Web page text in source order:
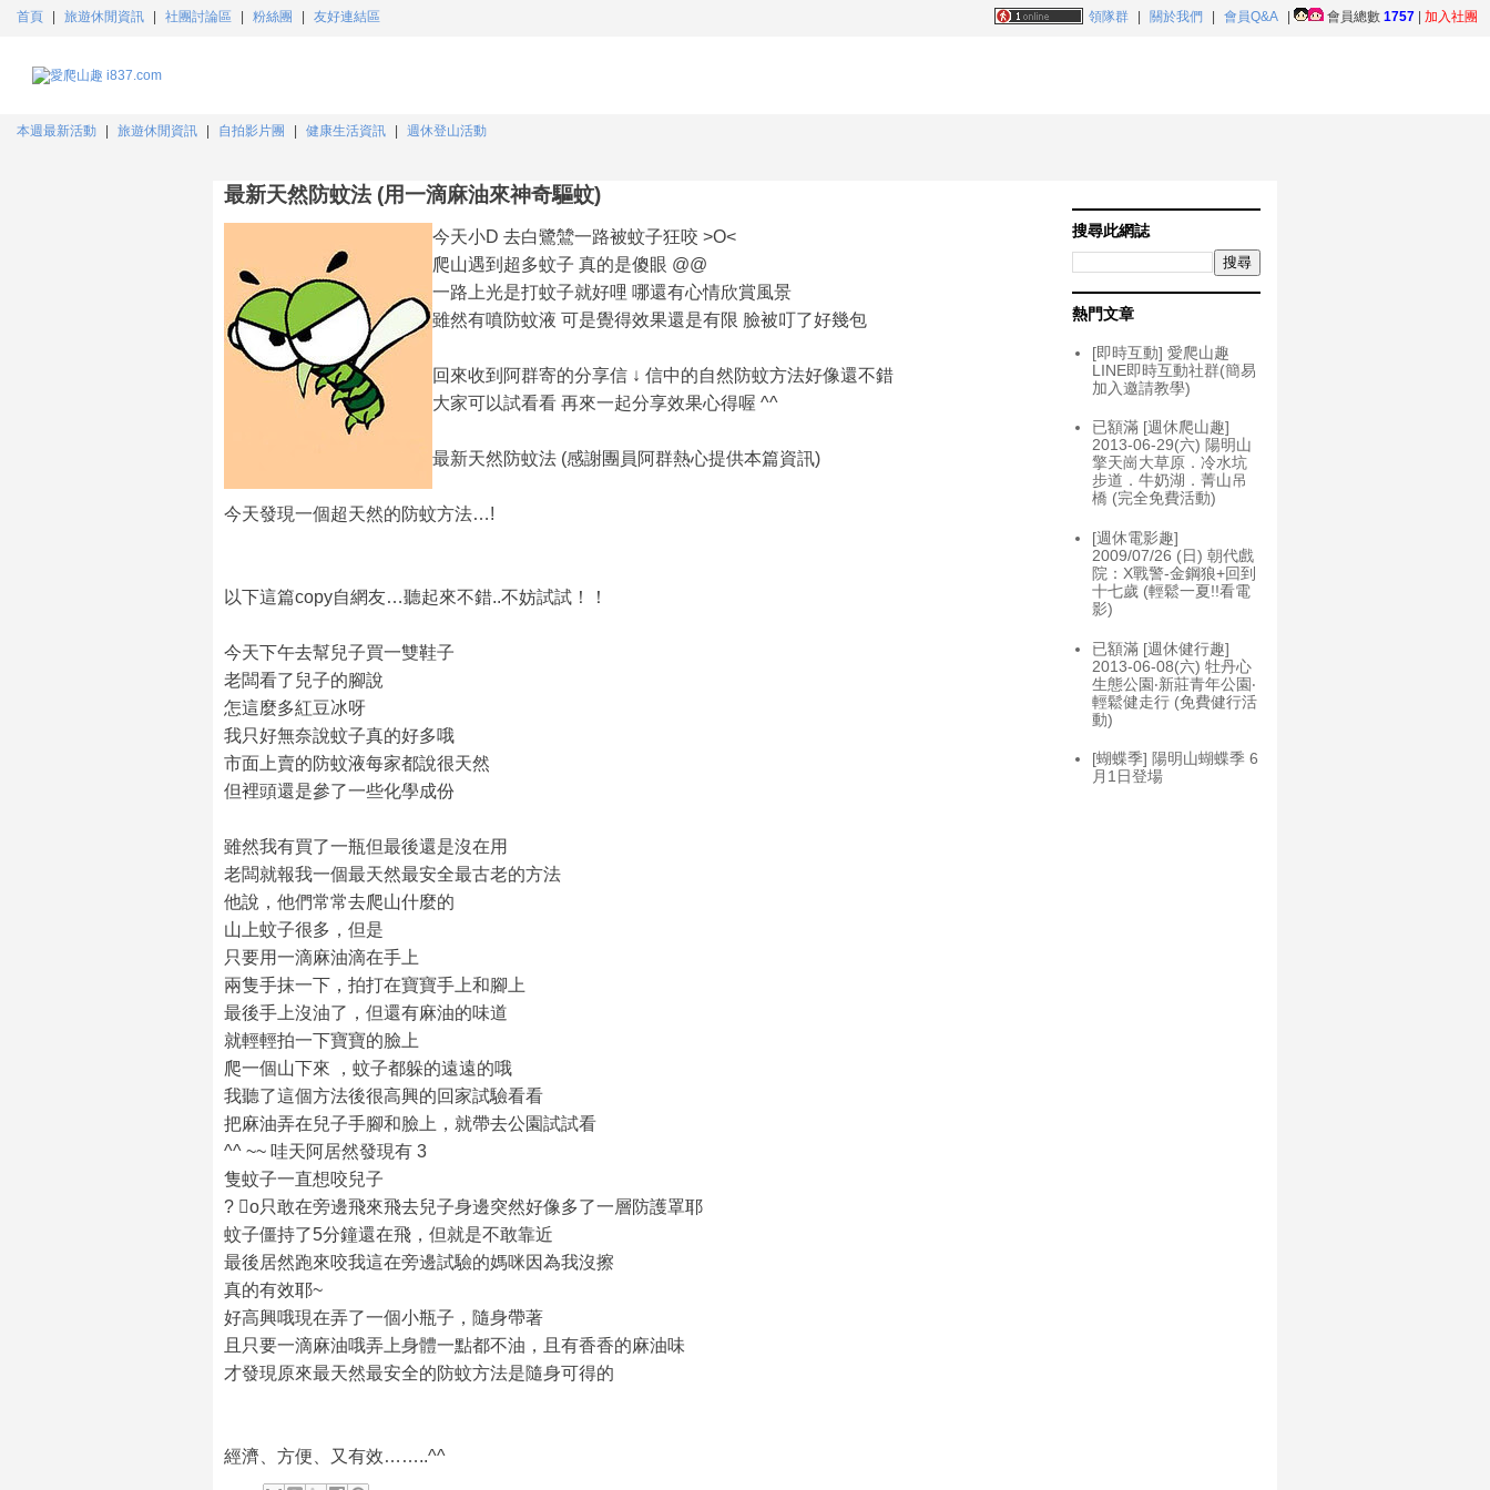
領隊群 關於我們 會員Q&A 會員總數 1757 加入社團
首頁 旅遊休閒資訊 社團討論區 粉絲團 友好連結區
本週最新活動 旅遊休閒資訊 自拍影片團 健康生活資訊 週休登山活動
最新天然防蚊法 (用一滴麻油來神奇驅蚊)
今天小D 去白鷺鷥一路被蚊子狂咬 >O<
爬山遇到超多蚊子 真的是傻眼 @@
一路上光是打蚊子就好哩 哪還有心情欣賞風景
雖然有噴防蚊液 可是覺得效果還是有限 臉被叮了好幾包
回來收到阿群寄的分享信 ↓ 信中的自然防蚊方法好像還不錯
大家可以試看看 再來一起分享效果心得喔 ^^
最新天然防蚊法 (感謝團員阿群熱心提供本篇資訊)
今天發現一個超天然的防蚊方法…!
以下這篇copy自網友…聽起來不錯..不妨試試！！
今天下午去幫兒子買一雙鞋子
老闆看了兒子的腳說
怎這麼多紅豆冰呀
我只好無奈說蚊子真的好多哦
市面上賣的防蚊液每家都說很天然
但裡頭還是參了一些化學成份
雖然我有買了一瓶但最後還是沒在用
老闆就報我一個最天然最安全最古老的方法
他說，他們常常去爬山什麼的
山上蚊子很多，但是
只要用一滴麻油滴在手上
兩隻手抹一下，拍打在寶寶手上和腳上
最後手上沒油了，但還有麻油的味道
就輕輕拍一下寶寶的臉上
爬一個山下來 ，蚊子都躲的遠遠的哦
我聽了這個方法後很高興的回家試驗看看
把麻油弄在兒子手腳和臉上，就帶去公園試試看
^^ ~~ 哇天阿居然發現有 3
隻蚊子一直想咬兒子
? o只敢在旁邊飛來飛去兒子身邊突然好像多了一層防護罩耶
蚊子僵持了5分鐘還在飛，但就是不敢靠近
最後居然跑來咬我這在旁邊試驗的媽咪因為我沒擦
真的有效耶~
好高興哦現在弄了一個小瓶子，隨身帶著
且只要一滴麻油哦弄上身體一點都不油，且有香香的麻油味
才發現原來最天然最安全的防蚊方法是隨身可得的
經濟、方便、又有效……..^^
搜尋此網誌
熱門文章
[即時互動] 愛爬山趣
LINE即時互動社群(簡易
加入邀請教學)
已額滿 [週休爬山趣]
2013-06-29(六) 陽明山
擎天崗大草原．冷水坑
步道．牛奶湖．菁山吊
橋 (完全免費活動)
[週休電影趣]
2009/07/26 (日) 朝代戲
院：X戰警-金鋼狼+回到
十七歲 (輕鬆一夏!!看電
影)
已額滿 [週休健行趣]
2013-06-08(六) 牡丹心
生態公園‧新莊青年公園‧
輕鬆健走行 (免費健行活
動)
[蝴蝶季] 陽明山蝴蝶季 6
月1日登場